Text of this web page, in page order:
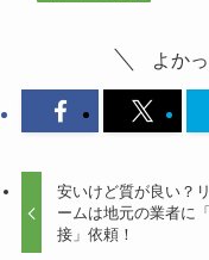
よか
安いけど質が良い？
ームは地元の業者に
接」依頼！